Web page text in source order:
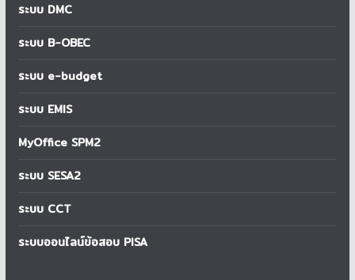
ระบบ DMC
ระบบ B-OBEC
ระบบ e-budget
ระบบ EMIS
MyOffice SPM2
ระบบ SESA2
ระบบ CCT
ระบบออนไลน์ข้อสอบ PISA